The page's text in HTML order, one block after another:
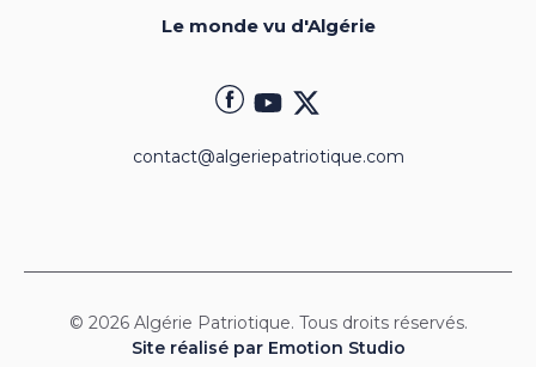
Le monde vu d'Algérie
contact@algeriepatriotique.com
© 2026 Algérie Patriotique. Tous droits réservés.
Site réalisé par Emotion Studio